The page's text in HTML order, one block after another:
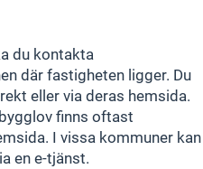
du kontakta
där fastigheten ligger. Du
eller via deras hemsida.
finns oftast
I vissa kommuner kan
en e-tjänst.